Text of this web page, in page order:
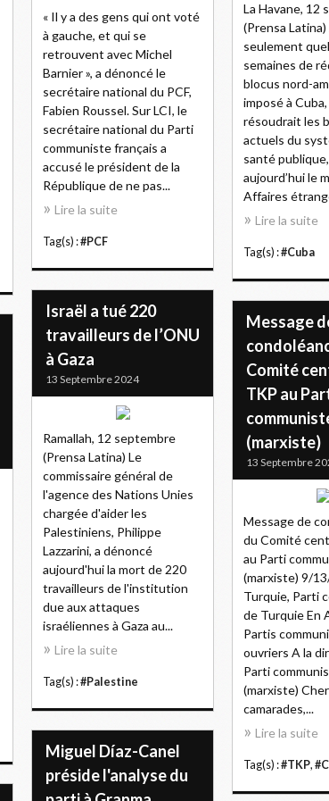
La Havane, 12
(Prensa
seulement
semaines de
blocus nord-
imposé à
résoudrait les
actuels du
santé
aujourd’hui le
Affaires
Lire la suite
Tag(s) :#Cuba
« Il y a des gens qui ont voté
à gauche, et qui se
retrouvent avec Michel
Barnier », a dénoncé le
secrétaire national du PCF,
Fabien Roussel. Sur LCI, le
secrétaire national du Parti
communiste français a
accusé le président de la
République de ne pas...
Lire la suite
Tag(s) :#PCF
Israël a tué 220
travailleurs de l’ONU
à Gaza
13 Septembre 2024
Ramallah, 12 septembre
(Prensa Latina) Le
commissaire général de
l'agence des Nations Unies
chargée d'aider les
Palestiniens, Philippe
Lazzarini, a dénoncé
aujourd'hui la mort de 220
travailleurs de l'institution
due aux attaques
israéliennes à Gaza au...
Lire la suite
Tag(s) :#Palestine
Message
Comité
TKP au
(marxiste)
13 Septembre
Message de
du Comité
au Parti
(marxiste) 9/
Turquie, Parti
de Turquie En
Partis
ouvriers A la
Parti
(marxiste)
camarades,...
Lire la suite
Tag(s) :#TKP,
Miguel Díaz-Canel
préside l'analyse du